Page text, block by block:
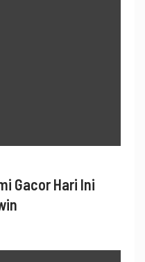
Gacor Hari Ini